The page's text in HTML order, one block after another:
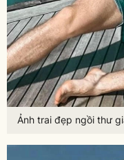
Ảnh trai đẹp ngồi thư